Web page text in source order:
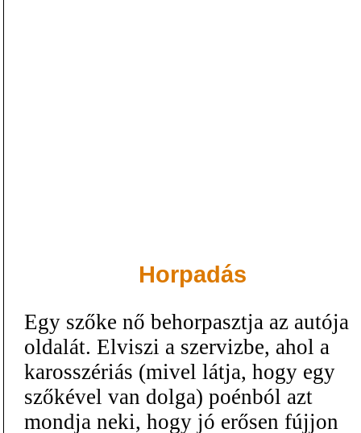
Horpadás
Egy szőke nő behorpasztja az autója
oldalát. Elviszi a szervizbe, ahol a
karosszériás (mivel látja, hogy egy
szőkével van dolga) poénból azt
mondja neki, hogy jó erősen fújjon